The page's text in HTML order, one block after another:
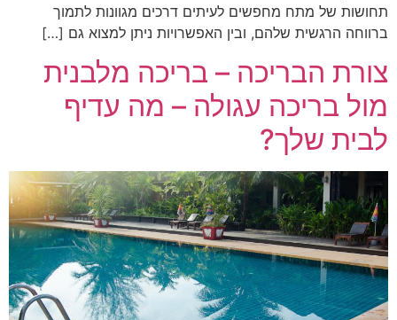
תחושות של מתח מחפשים לעיתים דרכים מגוונות לתמוך
ברווחה הרגשית שלהם, ובין האפשרויות ניתן למצוא גם […]
צורת הבריכה – בריכה מלבנית
מול בריכה עגולה – מה עדיף
לבית שלך?